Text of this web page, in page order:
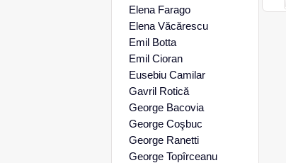
Elena Farago
Elena Văcărescu
Emil Botta
Emil Cioran
Eusebiu Camilar
Gavril Rotică
George Bacovia
George Coşbuc
George Ranetti
George Topîrceanu